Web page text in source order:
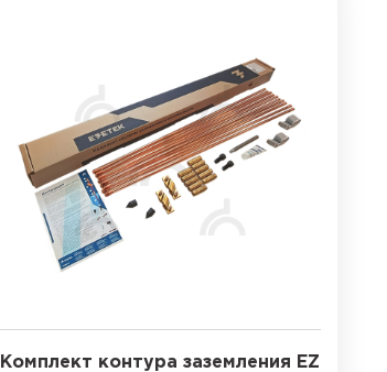
Комплект контура заземления EZ